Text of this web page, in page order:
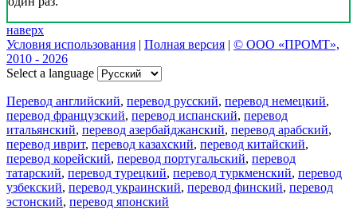
наверх
Условия использования | Полная версия | © ООО «ПРОМТ»,
2010 - 2026
Select a language
Перевод английский, перевод русский, перевод немецкий,
перевод французский, перевод испанский, перевод
итальянский, перевод азербайджанский, перевод арабский,
перевод иврит, перевод казахский, перевод китайский,
перевод корейский, перевод португальский, перевод
татарский, перевод турецкий, перевод туркменский, перевод
узбекский, перевод украинский, перевод финский, перевод
эстонский, перевод японский